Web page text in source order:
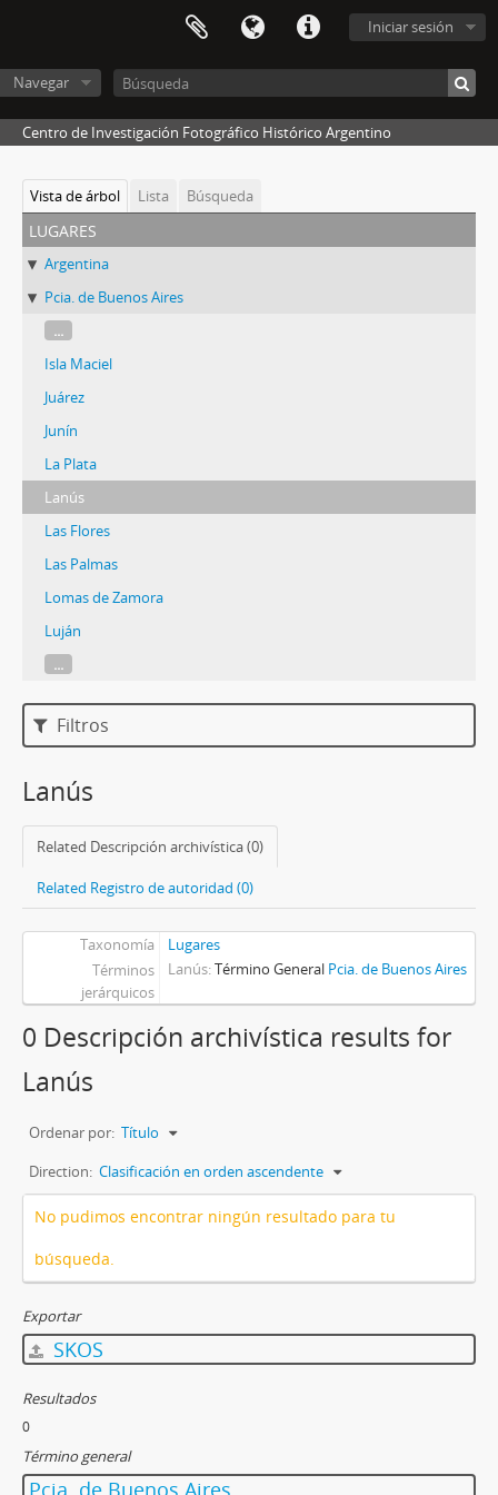
Iniciar sesión
Navegar
Centro de Investigación Fotográfico Histórico Argentino
Vista de árbol Lista Búsqueda
lugares
Argentina
Pcia. de Buenos Aires
...
Isla Maciel
Juárez
Junín
La Plata
Lanús
Las Flores
Las Palmas
Lomas de Zamora
Luján
...
Filtros
Lanús
Related Descripción archivística (0)
Related Registro de autoridad (0)
Taxonomía
Lugares
Términos
jerárquicos
Lanús Término General Pcia. de Buenos Aires
0 Descripción archivística results for
Lanús
Ordenar por: Título
Direction: Clasificación en orden ascendente
No pudimos encontrar ningún resultado para tu
búsqueda.
Exportar
SKOS
Resultados
0
Término general
Pcia. de Buenos Aires